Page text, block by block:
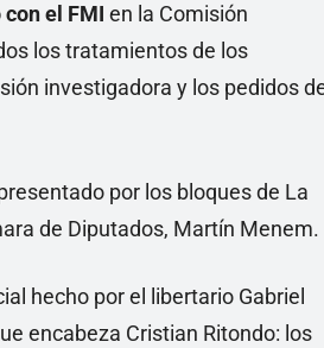
el FMI en la Comisión
los tratamientos de los
investigadora y los pedidos
por los bloques de La
de Diputados, Martín Menem.
hecho por el libertario Gabriel
encabeza Cristian Ritondo: los